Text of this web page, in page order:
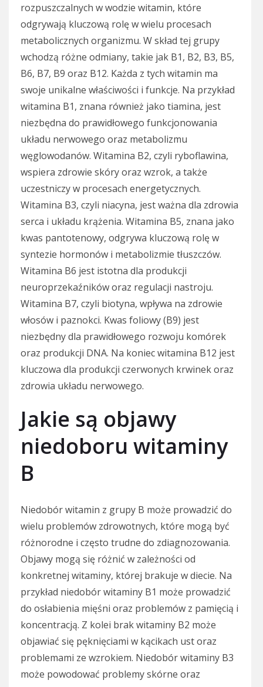
rozpuszczalnych w wodzie witamin, które
odgrywają kluczową rolę w wielu procesach
metabolicznych organizmu. W skład tej grupy
wchodzą różne odmiany, takie jak B1, B2, B3, B5,
B6, B7, B9 oraz B12. Każda z tych witamin ma
swoje unikalne właściwości i funkcje. Na przykład
witamina B1, znana również jako tiamina, jest
niezbędna do prawidłowego funkcjonowania
układu nerwowego oraz metabolizmu
węglowodanów. Witamina B2, czyli ryboflawina,
wspiera zdrowie skóry oraz wzrok, a także
uczestniczy w procesach energetycznych.
Witamina B3, czyli niacyna, jest ważna dla zdrowia
serca i układu krążenia. Witamina B5, znana jako
kwas pantotenowy, odgrywa kluczową rolę w
syntezie hormonów i metabolizmie tłuszczów.
Witamina B6 jest istotna dla produkcji
neuroprzekaźników oraz regulacji nastroju.
Witamina B7, czyli biotyna, wpływa na zdrowie
włosów i paznokci. Kwas foliowy (B9) jest
niezbędny dla prawidłowego rozwoju komórek
oraz produkcji DNA. Na koniec witamina B12 jest
kluczowa dla produkcji czerwonych krwinek oraz
zdrowia układu nerwowego.
Jakie są objawy
niedoboru witaminy
B
Niedobór witamin z grupy B może prowadzić do
wielu problemów zdrowotnych, które mogą być
różnorodne i często trudne do zdiagnozowania.
Objawy mogą się różnić w zależności od
konkretnej witaminy, której brakuje w diecie. Na
przykład niedobór witaminy B1 może prowadzić
do osłabienia mięśni oraz problemów z pamięcią i
koncentracją. Z kolei brak witaminy B2 może
objawiać się pęknięciami w kącikach ust oraz
problemami ze wzrokiem. Niedobór witaminy B3
może powodować problemy skórne oraz